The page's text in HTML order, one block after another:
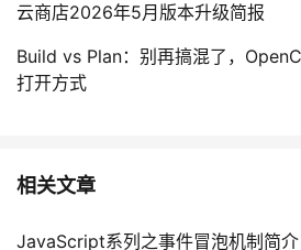
云商店2026年5月版本升级简报
Build vs Plan：别再搞混了，
打开方式
相关文章
JavaScript系列之事件冒泡机制简介